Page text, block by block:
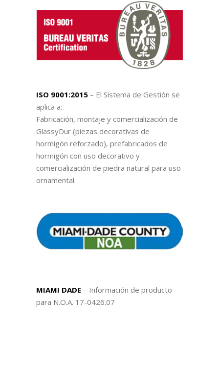
ISO 9001:2015 – El Sistema de Gestión se
aplica a:
Fabricación, montaje y comercialización de
GlassyDur (piezas decorativas de
hormigón reforzado), prefabricados de
hormigón con uso decorativo y
comercialización de piedra natural para uso
ornamental.
MIAMI DADE – Información de producto
para N.O.A. 17-0426.07